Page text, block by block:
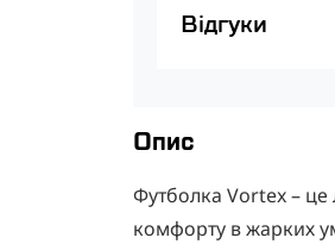
Відгуки
Опис
Футболка Vortex – це
комфорту в жарких